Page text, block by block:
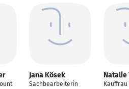
Jana Kösek
Sachbearbeiterin
Natalie
Kauffrau